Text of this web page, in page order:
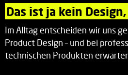
Das ist ja kein
Im Alltag entscheiden wir uns
Product Design – und bei
technischen Produkten